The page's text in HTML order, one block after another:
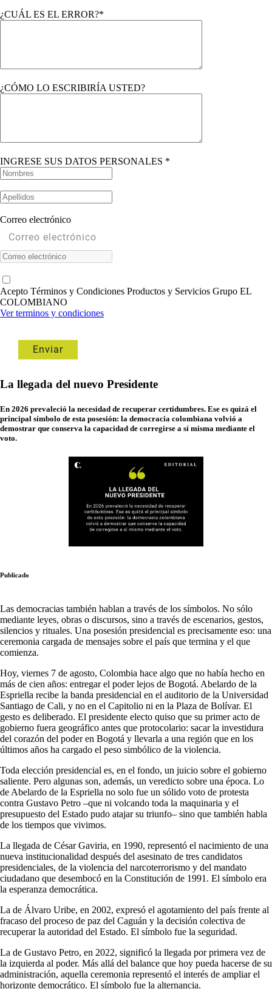
¿CUÁL ES EL ERROR?*
¿CÓMO LO ESCRIBIRÍA USTED?
INGRESE SUS DATOS PERSONALES *
Correo electrónico
Acepto Términos y Condiciones Productos y Servicios Grupo EL
COLOMBIANO
Ver terminos y condiciones
La llegada del nuevo Presidente
En 2026 prevaleció la necesidad de recuperar certidumbres. Ese es quizá el
principal símbolo de esta posesión: la democracia colombiana volvió a
demostrar que conserva la capacidad de corregirse a sí misma mediante el
voto.
Publicado
Las democracias también hablan a través de los símbolos. No sólo
mediante leyes, obras o discursos, sino a través de escenarios, gestos,
silencios y rituales. Una posesión presidencial es precisamente eso: una
ceremonia cargada de mensajes sobre el país que termina y el que
comienza.
Hoy, viernes 7 de agosto, Colombia hace algo que no había hecho en
más de cien años: entregar el poder lejos de Bogotá. Abelardo de la
Espriella recibe la banda presidencial en el auditorio de la Universidad
Santiago de Cali, y no en el Capitolio ni en la Plaza de Bolívar. El
gesto es deliberado. El presidente electo quiso que su primer acto de
gobierno fuera geográfico antes que protocolario: sacar la investidura
del corazón del poder en Bogotá y llevarla a una región que en los
últimos años ha cargado el peso simbólico de la violencia.
Toda elección presidencial es, en el fondo, un juicio sobre el gobierno
saliente. Pero algunas son, además, un veredicto sobre una época. Lo
de Abelardo de la Espriella no solo fue un sólido voto de protesta
contra Gustavo Petro –que ni volcando toda la maquinaria y el
presupuesto del Estado pudo atajar su triunfo– sino que también habla
de los tiempos que vivimos.
La llegada de César Gaviria, en 1990, representó el nacimiento de una
nueva institucionalidad después del asesinato de tres candidatos
presidenciales, de la violencia del narcoterrorismo y del mandato
ciudadano que desembocó en la Constitución de 1991. El símbolo era
la esperanza democrática.
La de Álvaro Uribe, en 2002, expresó el agotamiento del país frente al
fracaso del proceso de paz del Caguán y la decisión colectiva de
recuperar la autoridad del Estado. El símbolo fue la seguridad.
La de Gustavo Petro, en 2022, significó la llegada por primera vez de
la izquierda al poder. Más allá del balance que hoy pueda hacerse de su
administración, aquella ceremonia representó el interés de ampliar el
horizonte democrático. El símbolo fue la alternancia.